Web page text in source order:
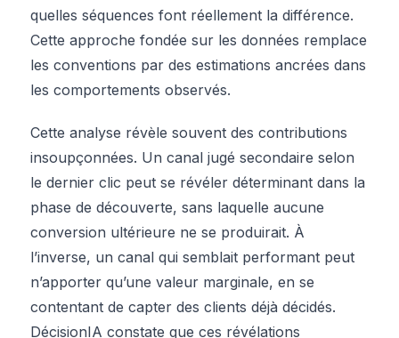
quelles séquences font réellement la différence.
Cette approche fondée sur les données remplace
les conventions par des estimations ancrées dans
les comportements observés.
Cette analyse révèle souvent des contributions
insoupçonnées. Un canal jugé secondaire selon
le dernier clic peut se révéler déterminant dans la
phase de découverte, sans laquelle aucune
conversion ultérieure ne se produirait. À
l’inverse, un canal qui semblait performant peut
n’apporter qu’une valeur marginale, en se
contentant de capter des clients déjà décidés.
DécisionIA constate que ces révélations